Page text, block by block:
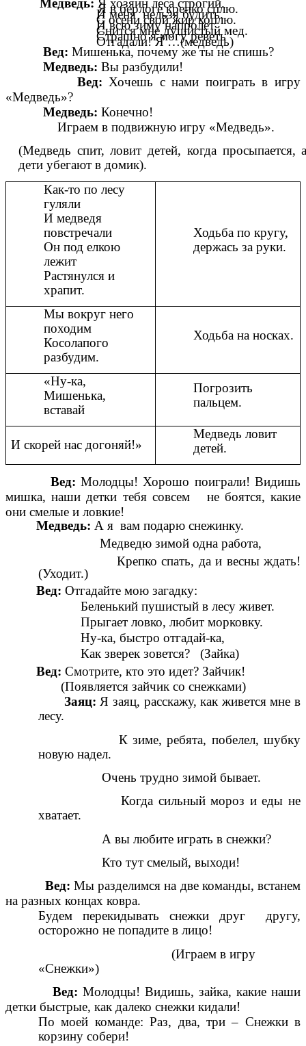
Медведь:Я хозяин леса строгий.
Я в берлоге крепко сплю.
И меня нельзя будить.
С осени свой жир коплю.
И всю зиму напролет
Снится мне душистый мед.
Страшно я могу реветь
Отгадали! Я …(медведь)
Вед: Мишенька, почему же ты не спишь?
Медведь: Вы разбудили!
Вед: Хочешь с нами поиграть в игру
«Медведь»?
Медведь: Конечно!
Играем в подвижную игру «Медведь».
(Медведь спит, ловит детей, когда просыпается,
дети убегают в домик).
Как-то по лесу
гуляли
И медведя
повстречали
Он под елкою
лежит
Растянулся и
храпит.
Ходьба по кругу,
держась за руки.
Мы вокруг него
походим
Косолапого
разбудим.
Ходьба на носках.
«Ну-ка,
Мишенька,
вставай
Погрозить
пальцем.
И скорей нас догоняй!»
Медведь ловит
детей.
Вед: Молодцы! Хорошо поиграли! Видишь
мишка, наши детки тебя совсем не боятся, какие
они смелые и ловкие!
Медведь: А я вам подарю снежинку.
Медведю зимой одна работа,
Крепко спать, да и весны ждать!
(Уходит.)
Вед: Отгадайте мою загадку:
Беленький пушистый в лесу живет.
Прыгает ловко, любит морковку.
Ну-ка, быстро отгадай-ка,
Как зверек зовется? (Зайка)
Вед: Смотрите, кто это идет? Зайчик!
(Появляется зайчик со снежками)
Заяц: Я заяц, расскажу, как живется мне в
лесу.
К зиме, ребята, побелел, шубку
новую надел.
Очень трудно зимой бывает.
Когда сильный мороз и еды не
хватает.
А вы любите играть в снежки?
Кто тут смелый, выходи!
Вед: Мы разделимся на две команды, встанем
на разных концах ковра.
Будем перекидывать снежки друг другу,
осторожно не попадите в лицо!
(Играем в игру
«Снежки»)
Вед: Молодцы! Видишь, зайка, какие наши
детки быстрые, как далеко снежки кидали!
По моей команде: Раз, два, три – Снежки в
корзину собери!